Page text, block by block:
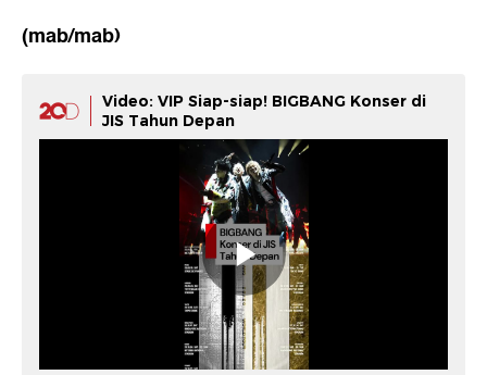
(mab/mab)
Video: VIP Siap-siap! BIGBANG Konser di
JIS Tahun Depan